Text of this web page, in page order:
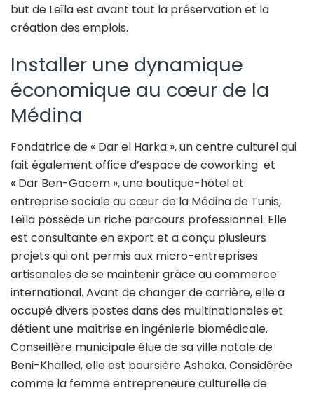
but de Leïla est avant tout la préservation et la
création des emplois.
Installer une dynamique
économique au cœur de la
Médina
Fondatrice de « Dar el Harka », un centre culturel qui
fait également office d’espace de coworking et
« Dar Ben-Gacem », une boutique-hôtel et
entreprise sociale au cœur de la Médina de Tunis,
Leïla possède un riche parcours professionnel. Elle
est consultante en export et a conçu plusieurs
projets qui ont permis aux micro-entreprises
artisanales de se maintenir grâce au commerce
international. Avant de changer de carrière, elle a
occupé divers postes dans des multinationales et
détient une maîtrise en ingénierie biomédicale.
Conseillère municipale élue de sa ville natale de
Beni-Khalled, elle est boursière Ashoka. Considérée
comme la femme entrepreneure culturelle de